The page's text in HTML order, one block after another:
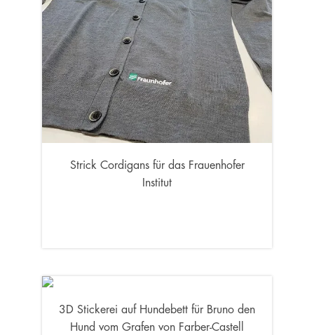
Strick Cordigans für das Frauenhofer
Institut
3D Stickerei auf Hundebett für Bruno den
Hund vom Grafen von Farber-Castell